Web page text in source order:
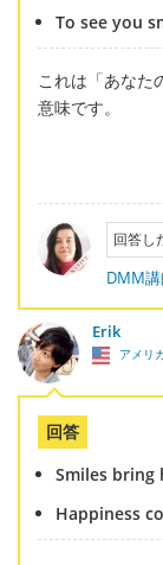
To see you
これは「あなた
意味です。
回答し
DMM
Erik
アメリ
回答
Smiles bring
Happiness